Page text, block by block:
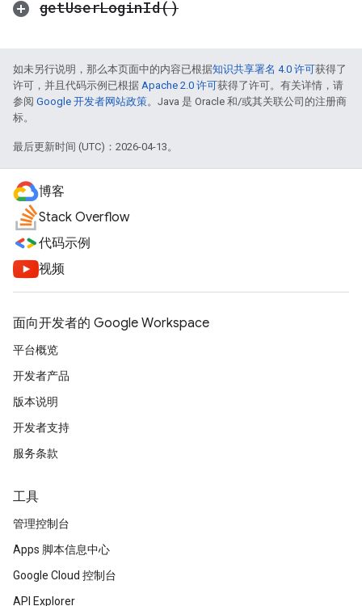
getUserLoginId()
如未另行说明，那么本页面中的内容已根据知识共享署名 4.0 许可获得了
许可，并且代码示例已根据 Apache 2.0 许可获得了许可。有关详情，请
参阅 Google 开发者网站政策。Java 是 Oracle 和/或其关联公司的注册商
标。
最后更新时间 (UTC)：2026-04-13。
博客
Stack Overflow
代码示例
视频
面向开发者的 Google Workspace
平台概览
开发者产品
版本说明
开发者支持
服务条款
工具
管理控制台
Apps 脚本信息中心
Google Cloud 控制台
API Explorer